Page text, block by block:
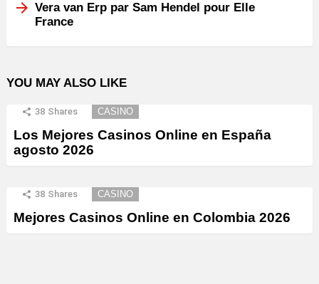
Vera van Erp par Sam Hendel pour Elle
France
YOU MAY ALSO LIKE
38 Shares CASINO
Los Mejores Casinos Online en España
agosto 2026
38 Shares CASINO
Mejores Casinos Online en Colombia 2026